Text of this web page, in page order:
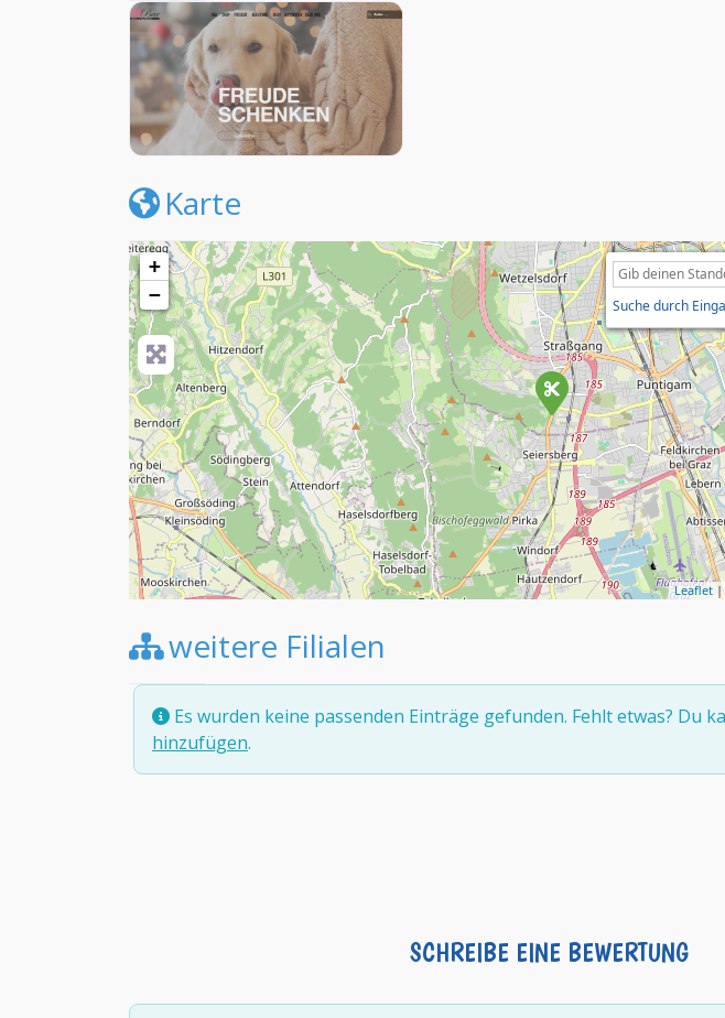
Karte
+
−
Suche durch
Leaflet |
weitere Filialen
Es wurden keine passenden Einträge gefunden. Fehlt etwas? Du
hinzufügen.
SCHREIBE EINE BEWERTUNG